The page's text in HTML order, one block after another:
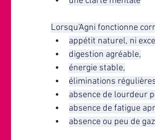
Lorsqu'Agni fonctionne
appétit naturel, ni
digestion agréable,
énergie stable,
éliminations
absence de lourdeur
absence de fatigue
absence ou peu de